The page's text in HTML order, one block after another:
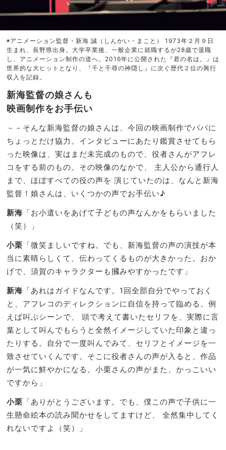
◉アニメーション監督・新海 誠（しんかい・まこと） 1973年２月９日
生まれ、長野県出身。大学卒業後、一般企業に就職するが28歳で退職
し、アニメーション制作の道へ。2016年に公開された『君の名は。』は
世界的な大ヒットとなり、『千と千尋の神隠し』に次ぐ歴代２位の興行
収入を記録。
新海監督の娘さんも
映画制作をお手伝い
－－そんな新海監督の娘さんは、今回の映画制作でパパに
ちょっとだけ協力。インタビューにあたり鑑賞させてもら
った映像は、実はまだ未完成のもので、役者さんがアフレ
コをする前のもの。その映像のなかで、 主人公から通行人
まで、ほぼすべての役の声を 演じていたのは、なんと新海
監督！娘さんは、いくつかの声でお手伝い♪
新海 「お小遣いをあげて子どもの声なんかをもらいました
（笑）」
小栗 「微笑ましいですね。でも、新海監督の声の演技が本
当に素晴らしくて、伝わってくるものが大きかった。おか
げで、須賀のキャラクターも摑みやすかったです」
新海 「あれはガイドなんです。1回全部自分でやっておく
と、アフレコのディレクションに自信を持って臨める。例
えば叫ぶシーンで、 頭で考えて書いたセリフを、実際に言
葉として叫んでもらうと全然イメージしていた印象と違っ
たりする。自分で一度叫んでみて、セリフとイメージを一
致させていくんです。そこに役者さんの声が入ると、作品
が一気に鮮やかになる。小栗さんの声がまた、かっこいい
ですから」
小栗 「ありがとうございます。でも、僕この声で子供に一
生懸命絵本の読み聞かせをしてますけど、 全然集中してく
れないですよ（笑）」